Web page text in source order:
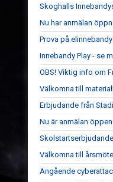
Skoghalls
Nu har anmälan
Prova på elinnebandy
Innebandy Play - se
OBS! Viktig info om
Välkomna till
Erbjudande från
Nu är anmälan
Välkomna till
Angående